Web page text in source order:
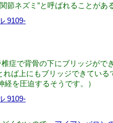
節ネズミ”と呼ばれることがあ
症で背骨の下にブリッジがで
れば上にもブリッジできてい
経を圧迫するそうです。）